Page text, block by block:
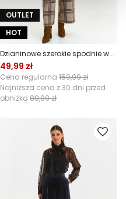
OUTLET
HOT
Dzianinowe szerokie spodnie w kratę
49,99 zł
Cena regularna 159,99 zł
Najniższa cena z 30 dni przed
obniżką 89,99 zł